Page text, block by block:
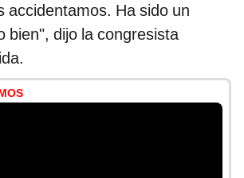
accidentamos. Ha sido un
bien", dijo la congresista